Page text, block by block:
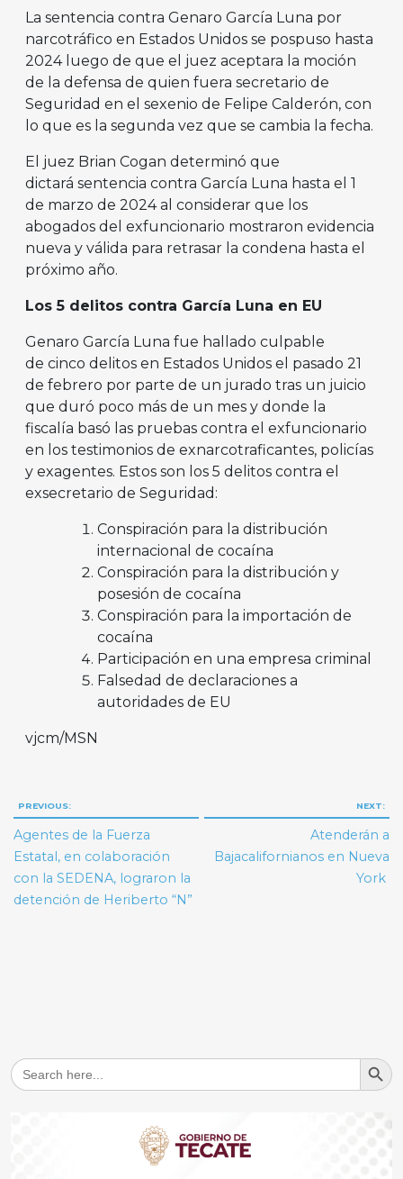
La sentencia contra Genaro García Luna por
narcotráfico en Estados Unidos se pospuso hasta
2024 luego de que el juez aceptara la moción
de la defensa de quien fuera secretario de
Seguridad en el sexenio de Felipe Calderón, con
lo que es la segunda vez que se cambia la fecha.
El juez Brian Cogan determinó que
dictará sentencia contra García Luna hasta el 1
de marzo de 2024 al considerar que los
abogados del exfuncionario mostraron evidencia
nueva y válida para retrasar la condena hasta el
próximo año.
Los 5 delitos contra García Luna en EU
Genaro García Luna fue hallado culpable
de cinco delitos en Estados Unidos el pasado 21
de febrero por parte de un jurado tras un juicio
que duró poco más de un mes y donde la
fiscalía basó las pruebas contra el exfuncionario
en los testimonios de exnarcotraficantes, policías
y exagentes. Estos son los 5 delitos contra el
exsecretario de Seguridad:
Conspiración para la distribución
internacional de cocaína
Conspiración para la distribución y
posesión de cocaína
Conspiración para la importación de
cocaína
Participación en una empresa criminal
Falsedad de declaraciones a
autoridades de EU
vjcm/MSN
Navegación
de
entradas
PREVIOUS:
Agentes de la Fuerza
Estatal, en colaboración
con la SEDENA, lograron la
detención de Heriberto “N”
NEXT:
Atenderán a
Bajacalifornianos en Nueva
York
Search
for:
Search